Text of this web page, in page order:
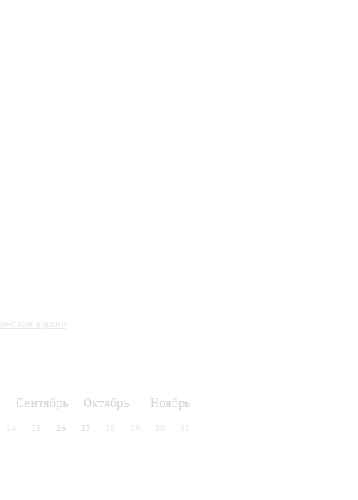
карта
Сентябрь Октябрь Ноябрь
24 25 26 27 28 29 30 31